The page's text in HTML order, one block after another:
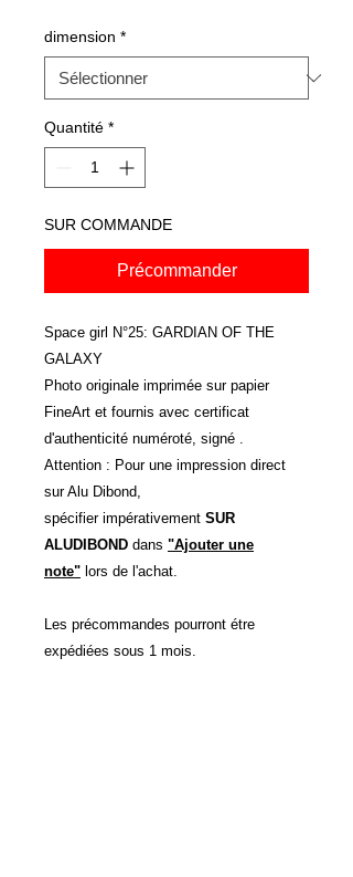
dimension *
Quantité *
SUR COMMANDE
Précommander
Space girl N°25: GARDIAN OF THE
GALAXY
Photo originale imprimée sur papier
FineArt et fournis avec certificat
d'authenticité numéroté, signé .
Attention : Pour une impression direct
sur Alu Dibond,
spécifier impérativement SUR
ALUDIBOND dans "Ajouter une
note" lors de l'achat.
Les précommandes pourront étre
expédiées sous 1 mois.